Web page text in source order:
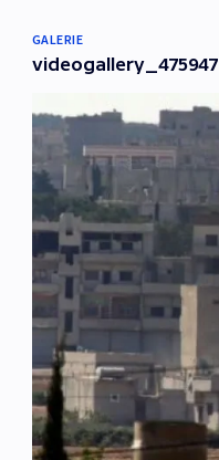
GALERIE
videogallery_475947